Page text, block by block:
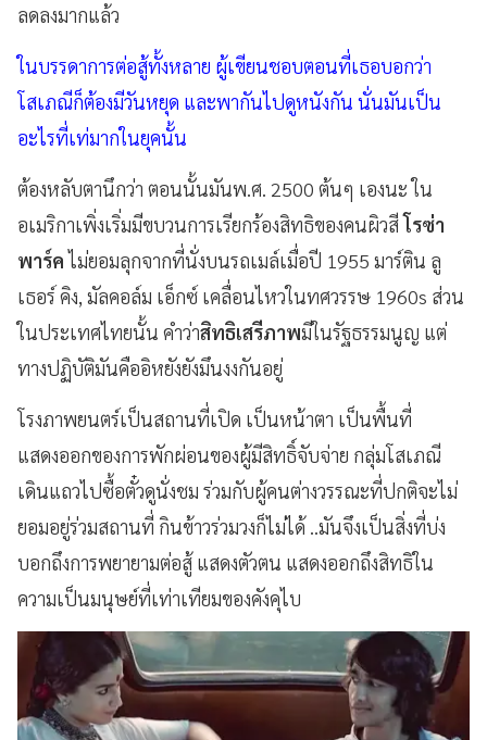
ลดลงมากแล้ว
ในบรรดาการต่อสู้ทั้งหลาย ผู้เขียนชอบตอนที่เธอบอกว่า
โสเภณีก็ต้องมีวันหยุด และพากันไปดูหนังกัน นั่นมันเป็น
อะไรที่เท่มากในยุคนั้น
ต้องหลับตานึกว่า ตอนนั้นมันพ.ศ. 2500 ต้นๆ เองนะ ใน
อเมริกาเพิ่งเริ่มมีขบวนการเรียกร้องสิทธิของคนผิวสีโรซ่า
พาร์คไม่ยอมลุกจากที่นั่งบนรถเมล์เมื่อปี 1955 มาร์ติน ลู
เธอร์ คิง, มัลคอล์ม เอ็กซ์ เคลื่อนไหวในทศวรรษ 1960s ส่วน
ในประเทศไทยนั้น คำว่าสิทธิเสรีภาพมีในรัฐธรรมนูญ แต่
ทางปฏิบัติมันคืออิหยังยังมึนงงกันอยู่
โรงภาพยนตร์เป็นสถานที่เปิด เป็นหน้าตา เป็นพื้นที่
แสดงออกของการพักผ่อนของผู้มีสิทธิ์จับจ่าย กลุ่มโสเภณี
เดินแถวไปซื้อตั๋วดูนั่งชม ร่วมกับผู้คนต่างวรรณะที่ปกติจะไม่
ยอมอยู่ร่วมสถานที่ กินข้าวร่วมวงก็ไม่ได้ ..มันจึงเป็นสิ่งที่บ่ง
บอกถึงการพยายามต่อสู้ แสดงตัวตน แสดงออกถึงสิทธิใน
ความเป็นมนุษย์ที่เท่าเทียมของคังคุไบ